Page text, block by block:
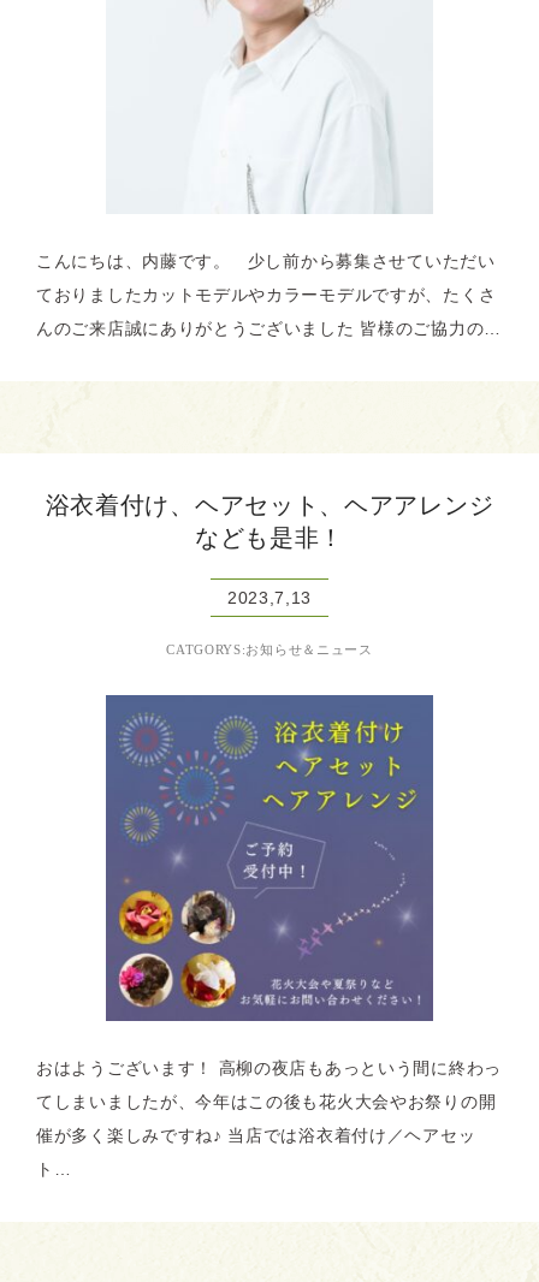
こんにちは、内藤です。 少し前から募集させていただい
ておりましたカットモデルやカラーモデルですが、たくさ
んのご来店誠にありがとうございました 皆様のご協力の…
浴衣着付け、ヘアセット、ヘアアレンジ
なども是非！
2023,7,13
CATGORYS:お知らせ＆ニュース
おはようございます！ 高柳の夜店もあっという間に終わっ
てしまいましたが、今年はこの後も花火大会やお祭りの開
催が多く楽しみですね♪ 当店では浴衣着付け／ヘアセッ
ト…